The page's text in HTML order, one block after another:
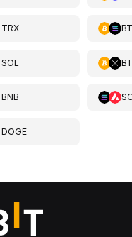
TRX
SOL
BNB
DOGE